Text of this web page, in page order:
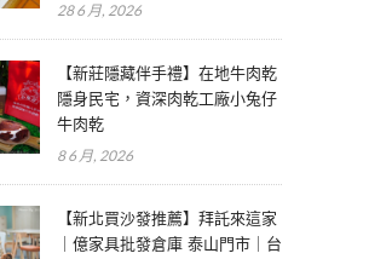
28 6 月, 2026
【新莊隱藏伴手禮】在地牛肉乾
隱身民宅，資深肉乾工廠小兔仔
牛肉乾
8 6 月, 2026
【新北買沙發推薦】拜託來這家
｜億家具批發倉庫 泰山門市｜台